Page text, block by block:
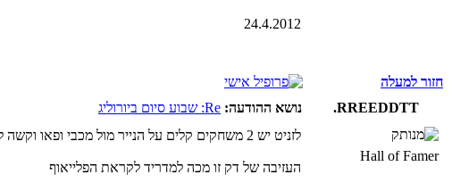
24.4.2012
חזור למעלה
RREEDDTT.
נושא ההודעה: Re: שבוע סיום ביורוליג
Hall of Famer
לזניט יש 2 משחקים קלים על הנייר מול מכבי ופאו וקשה להאמין שתפסיד באחד מהם מה שישרת את ולנסיה
העזיבה של דק זו מכה למדריד לקראת הפלייאוף